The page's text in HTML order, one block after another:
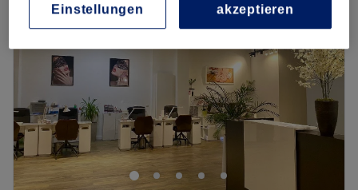
Einstellungen akzeptieren